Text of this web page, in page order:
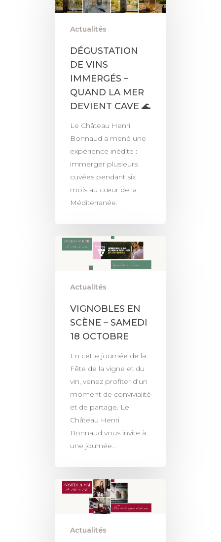
Actualités
DÉGUSTATION
DE VINS
IMMERGÉS –
QUAND LA MER
DEVIENT CAVE 🌊
Le Château Henri
Bonnaud a mené une
expérience inédite :
immerger plusieurs
cuvées pendant six
mois au cœur de la
Méditerranée.
Actualités
VIGNOBLES EN
SCÈNE – SAMEDI
18 OCTOBRE
En cette journée de la
Fête de la vigne et du
vin, venez profiter d’un
moment de convivialité
et de partage. Le
Château Henri
Bonnaud vous invite à
une journée…
Actualités